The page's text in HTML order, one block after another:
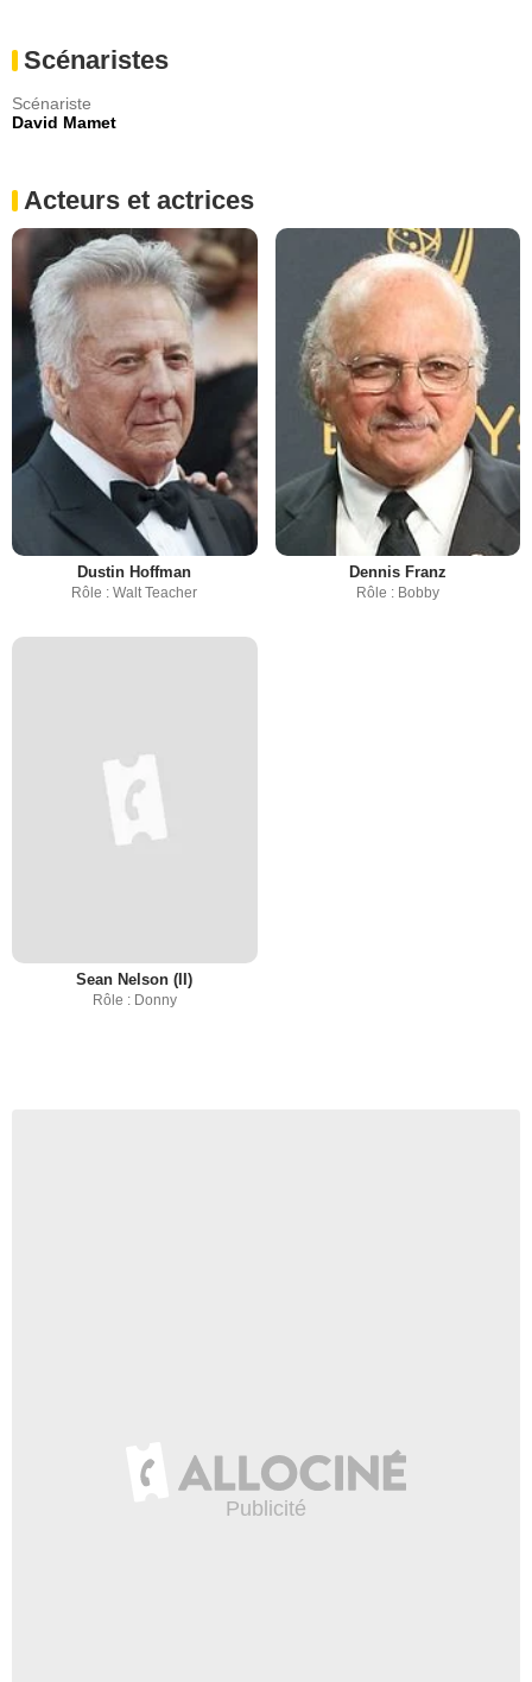
Scénaristes
Scénariste
David Mamet
Acteurs et actrices
Dustin Hoffman
Rôle : Walt Teacher
Dennis Franz
Rôle : Bobby
Sean Nelson (II)
Rôle : Donny